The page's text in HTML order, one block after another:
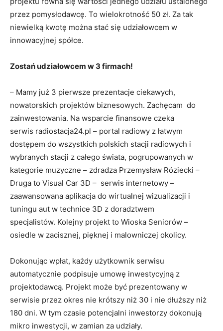
przez pomysłodawcę. To wielokrotność 50 zł. Za tak
niewielką kwotę można stać się udziałowcem w
innowacyjnej spółce.
Zostań udziałowcem w 3 firmach!
– Mamy już 3 pierwsze prezentacje ciekawych,
nowatorskich projektów biznesowych. Zachęcam do
zainwestowania. Na wsparcie finansowe czeka
serwis radiostacja24.pl – portal radiowy z łatwym
dostępem do wszystkich polskich stacji radiowych i
wybranych stacji z całego świata, pogrupowanych w
kategorie muzyczne – zdradza Przemysław Róziecki –
Druga to Visual Car 3D – serwis internetowy –
zaawansowana aplikacja do wirtualnej wizualizacji i
tuningu aut w technice 3D z doradztwem
specjalistów. Kolejny projekt to Wioska Seniorów –
osiedle w zacisznej, pięknej i malowniczej okolicy.
Dokonując wpłat, każdy użytkownik serwisu
automatycznie podpisuje umowę inwestycyjną z
projektodawcą. Projekt może być prezentowany w
serwisie przez okres nie krótszy niż 30 i nie dłuższy niż
180 dni. W tym czasie potencjalni inwestorzy dokonują
mikro inwestycji, w zamian za udziały.